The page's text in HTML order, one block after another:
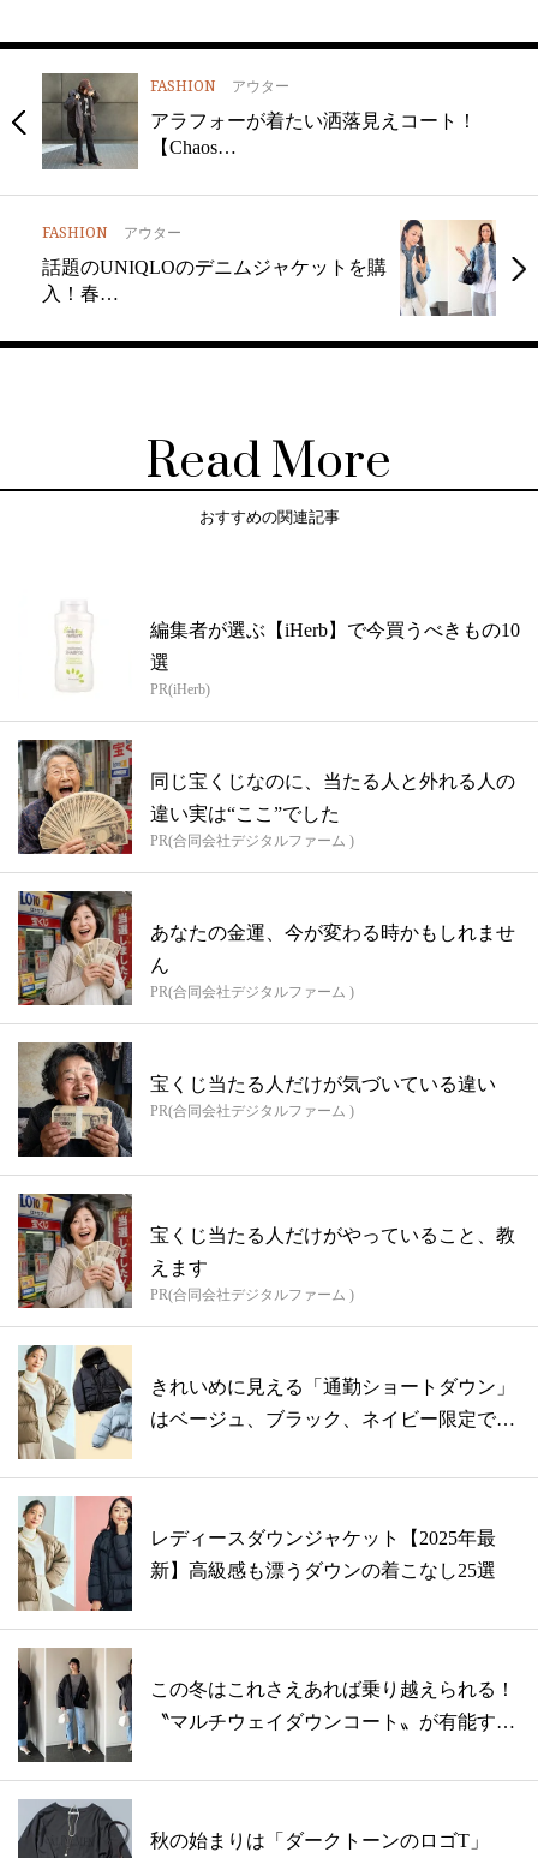
FASHION アウター
アラフォーが着たい洒落見えコート！
【Chaos…
FASHION アウター
話題のUNIQLOのデニムジャケットを購
入！春…
Read More
おすすめの関連記事
編集者が選ぶ【iHerb】で今買うべきもの10
選
PR(iHerb)
同じ宝くじなのに、当たる人と外れる人の
違い実は“ここ”でした
PR(合同会社デジタルファーム )
あなたの金運、今が変わる時かもしれませ
ん
PR(合同会社デジタルファーム )
宝くじ当たる人だけが気づいている違い
PR(合同会社デジタルファーム )
宝くじ当たる人だけがやっていること、教
えます
PR(合同会社デジタルファーム )
きれいめに見える「通勤ショートダウン」
はベージュ、ブラック、ネイビー限定でチ
レディースダウンジャケット【2025年最
新】高級感も漂うダウンの着こなし25選
この冬はこれさえあれば乗り越えられる！
〝マルチウェイダウンコート〟が有能すぎ
秋の始まりは「ダークトーンのロゴT」